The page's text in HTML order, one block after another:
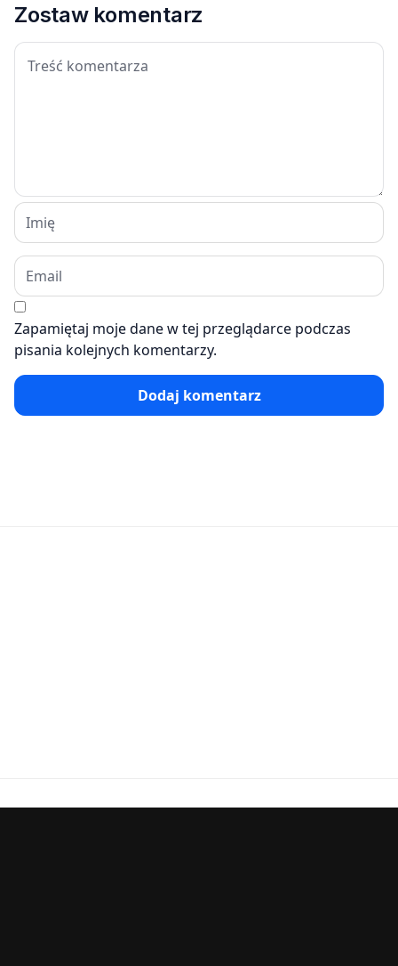
Zostaw komentarz
Zapamiętaj moje dane w tej przeglądarce podczas
pisania kolejnych komentarzy.
Dodaj komentarz